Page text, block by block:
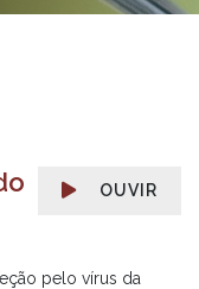
OUVIR
pelo vírus da